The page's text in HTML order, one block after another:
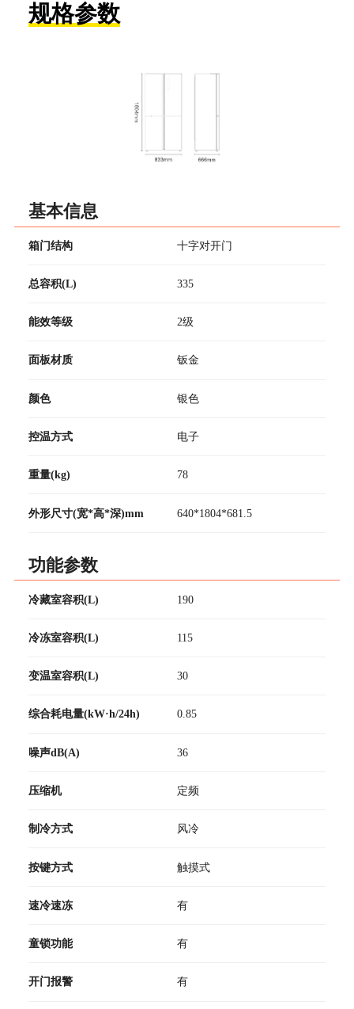
规格参数
基本信息
箱门结构 十字对开门
总容积(L) 335
能效等级 2级
面板材质 钣金
颜色 银色
控温方式 电子
重量(kg) 78
外形尺寸(宽*高*深)mm 640*1804*681.5
功能参数
冷藏室容积(L) 190
冷冻室容积(L) 115
变温室容积(L) 30
综合耗电量(kW·h/24h) 0.85
噪声dB(A) 36
压缩机 定频
制冷方式 风冷
按键方式 触摸式
速冷速冻 有
童锁功能 有
开门报警 有